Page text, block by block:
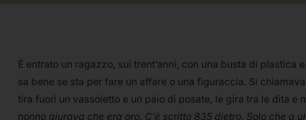
È entrato un ragazzo, sui trent’anni, con una busta di plastica
sa bene se sta per fare un affare o una figuraccia. Si
tira fuori un vassoietto e un paio di posate, le gira tra le dita e
nonno giurava che era oro. C’è scritto 835 dietro. Solo che a